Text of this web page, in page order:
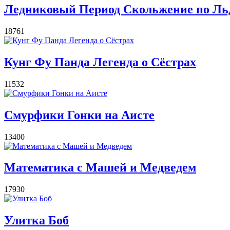
Ледниковый Период Скольжение по
18761
Кунг Фу Панда Легенда о Сёстрах
11532
Смурфики Гонки на Аисте
13400
Математика с Машей и Медведем
17930
Улитка Боб